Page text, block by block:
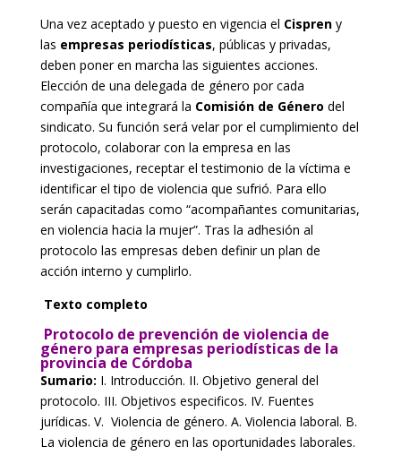
Una vez aceptado y puesto en vigencia el Cispreny
las empresas periodísticas, públicas y privadas,
deben poner en marcha las siguientes acciones.
Elección de una delegada de género por cada
compañía que integrará la Comisión de Género del
sindicato. Su función será velar por el cumplimiento del
protocolo, colaborar con la empresa en las
investigaciones, receptar el testimonio de la víctima e
identificar el tipo de violencia que sufrió. Para ello
serán capacitadas como “acompañantes comunitarias,
en violencia hacia la mujer”. Tras la adhesión al
protocolo las empresas deben definir un plan de
acción interno y cumplirlo.
Texto completo
Protocolo de prevención de violencia de
género para empresas periodísticas de la
provincia de Córdoba
Sumario: I. Introducción. II. Objetivo general del
protocolo. III. Objetivos especificos. IV. Fuentes
jurídicas. V. Violencia de género. A. Violencia laboral. B.
La violencia de género en las oportunidades laborales.